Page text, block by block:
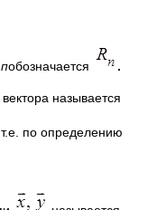
побозначается .
вектора называется
, т.е. по определению